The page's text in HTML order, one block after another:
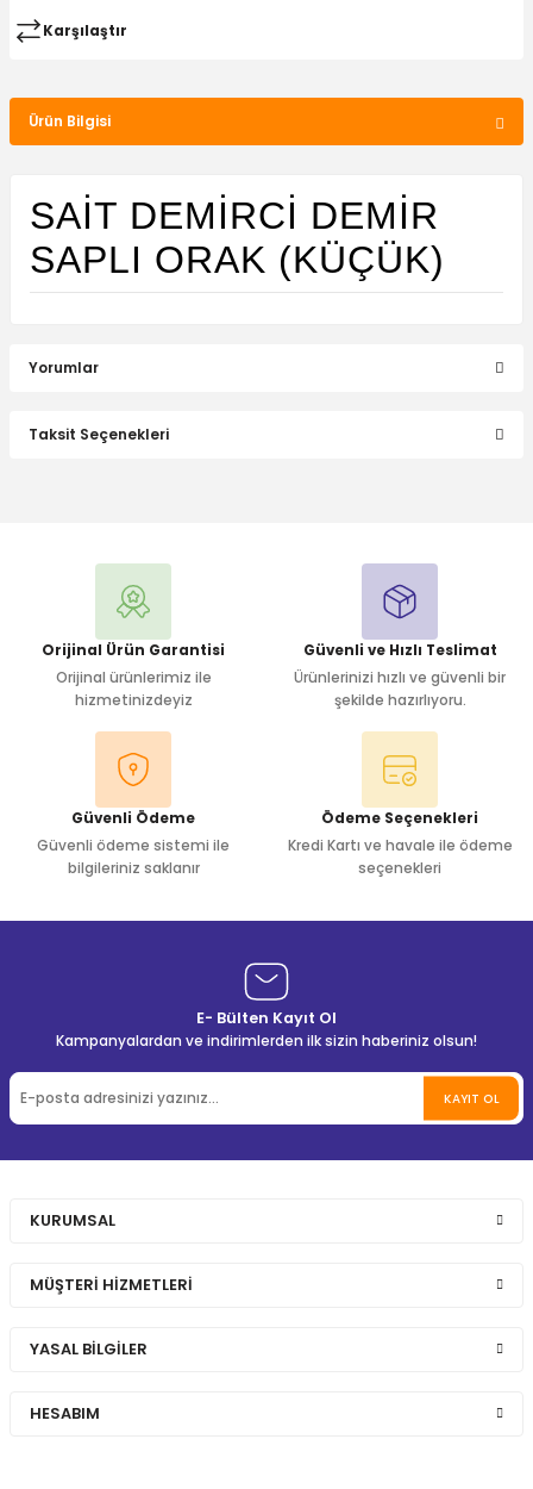
Karşılaştır
Ürün Bilgisi
SAIT DEMIRCI DEMIR
SAPLI ORAK (KÜÇÜK)
Yorumlar
Taksit Seçenekleri
Orijinal Ürün Garantisi
Orijinal ürünlerimiz ile
hizmetinizdeyiz
Güvenli ve Hızlı Teslimat
Ürünlerinizi hızlı ve güvenli bir
şekilde hazırlıyoru.
Güvenli Ödeme
Güvenli ödeme sistemi ile
bilgileriniz saklanır
Ödeme Seçenekleri
Kredi Kartı ve havale ile ödeme
seçenekleri
E- Bülten Kayıt Ol
Kampanyalardan ve indirimlerden ilk sizin haberiniz olsun!
KAYIT OL
KURUMSAL
MÜŞTERİ HİZMETLERİ
YASAL BİLGİLER
HESABIM